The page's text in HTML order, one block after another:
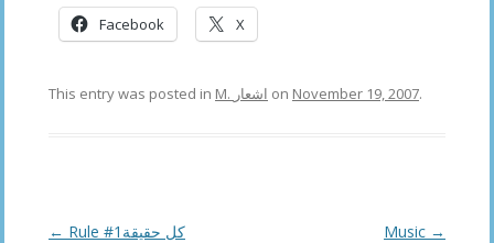
Facebook X
This entry was posted in M. اشعار on November 19, 2007.
Post
← Rule #1كل حقيقة
Music →